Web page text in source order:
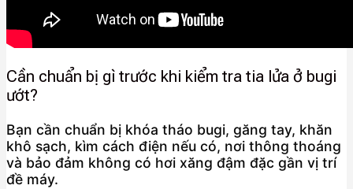
Cần chuẩn bị gì trước khi kiểm tra tia lửa ở bugi
ướt?
Bạn cần chuẩn bị khóa tháo bugi, găng tay, khăn
khô sạch, kìm cách điện nếu có, nơi thông thoáng
và bảo đảm không có hơi xăng đậm đặc gần vị trí
đề máy.